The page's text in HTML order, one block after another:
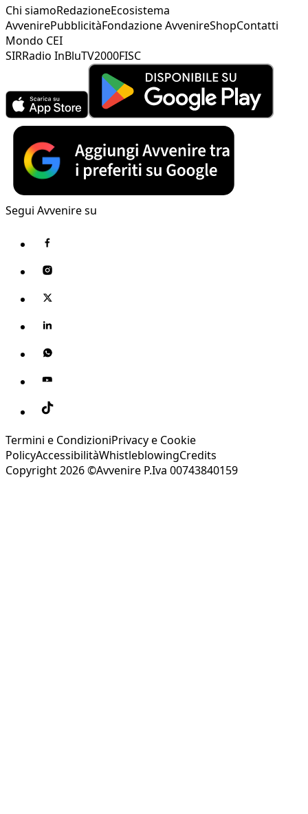
Chi siamoRedazioneEcosistema
AvvenirePubblicitàFondazione AvvenireShopContatti
Mondo CEI
SIRRadio InBluTV2000FISC
Segui Avvenire su
Termini e CondizioniPrivacy e Cookie
PolicyAccessibilitàWhistleblowingCredits
Copyright 2026 ©Avvenire P.Iva 00743840159